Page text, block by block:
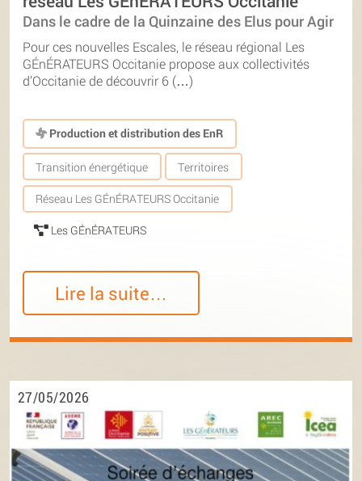
Dans le cadre de la Quinzaine des Elus pour Agir
Pour ces nouvelles Escales, le réseau régional Les
GÉnÉRATEURS Occitanie propose aux collectivités
d’Occitanie de découvrir 6 (…)
Production et distribution des EnR
Transition énergétique Territoires
Réseau Les GÉnÉRATEURS Occitanie
Les GÉnÉRATEURS
Lire la suite…
27/05/2026